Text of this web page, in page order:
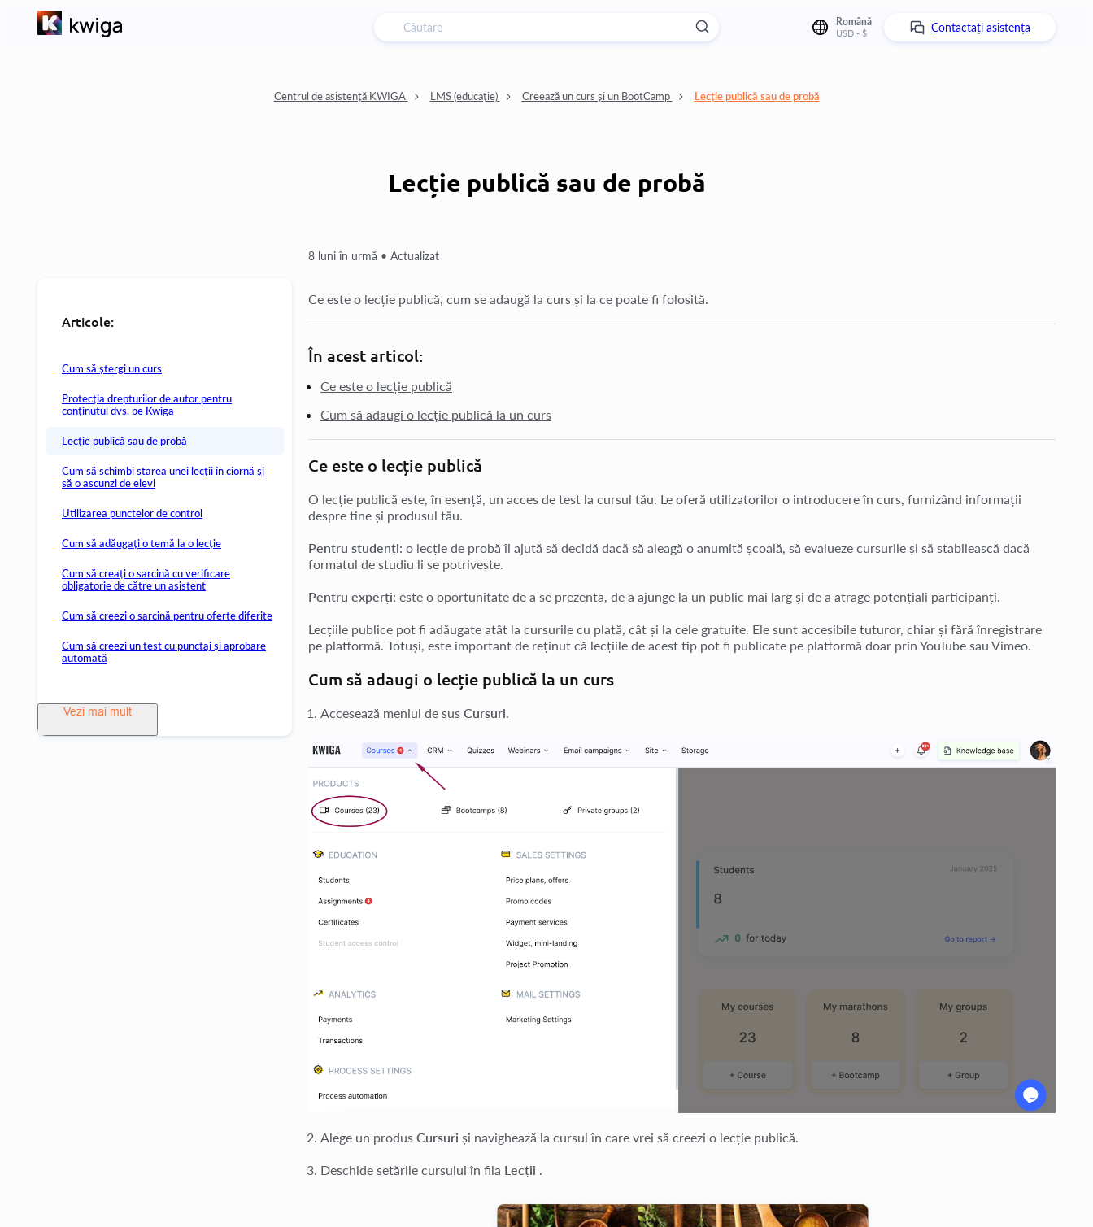
Română
USD - $ Contactați asistența
Centrul de asistență KWIGA LMS (educație) Creează un curs și un BootCamp Lecție publică sau de probă
Lecție publică sau de probă
Articole:
Cum să ștergi un curs
Protecția drepturilor de autor pentru
conținutul dvs. pe Kwiga
Lecție publică sau de probă
Cum să schimbi starea unei lecții în ciornă și
să o ascunzi de elevi
Utilizarea punctelor de control
Cum să adăugați o temă la o lecție
Cum să creați o sarcină cu verificare
obligatorie de către un asistent
Cum să creezi o sarcină pentru oferte diferite
Cum să creezi un test cu punctaj și aprobare
automată
Vezi mai mult
8 luni în urmă • Actualizat
Ce este o lecție publică, cum se adaugă la curs și la ce poate fi folosită.
În acest articol:
Ce este o lecție publică
Cum să adaugi o lecție publică la un curs
Ce este o lecție publică
O lecție publică este, în esență, un acces de test la cursul tău. Le oferă utilizatorilor o introducere în curs, furnizând informații
despre tine și produsul tău.
Pentru studenți: o lecție de probă îi ajută să decidă dacă să aleagă o anumită școală, să evalueze cursurile și să stabilească dacă
formatul de studiu li se potrivește.
Pentru experți: este o oportunitate de a se prezenta, de a ajunge la un public mai larg și de a atrage potențiali participanți.
Lecțiile publice pot fi adăugate atât la cursurile cu plată, cât și la cele gratuite. Ele sunt accesibile tuturor, chiar și fără înregistrare
pe platformă. Totuși, este important de reținut că lecțiile de acest tip pot fi publicate pe platformă doar prin YouTube sau Vimeo.
Cum să adaugi o lecție publică la un curs
Accesează meniul de sus Cursuri
Alege un produs Cursuri și navighează la cursul în care vrei să creezi o lecție publică.
Deschide setările cursului în fila Lecții .